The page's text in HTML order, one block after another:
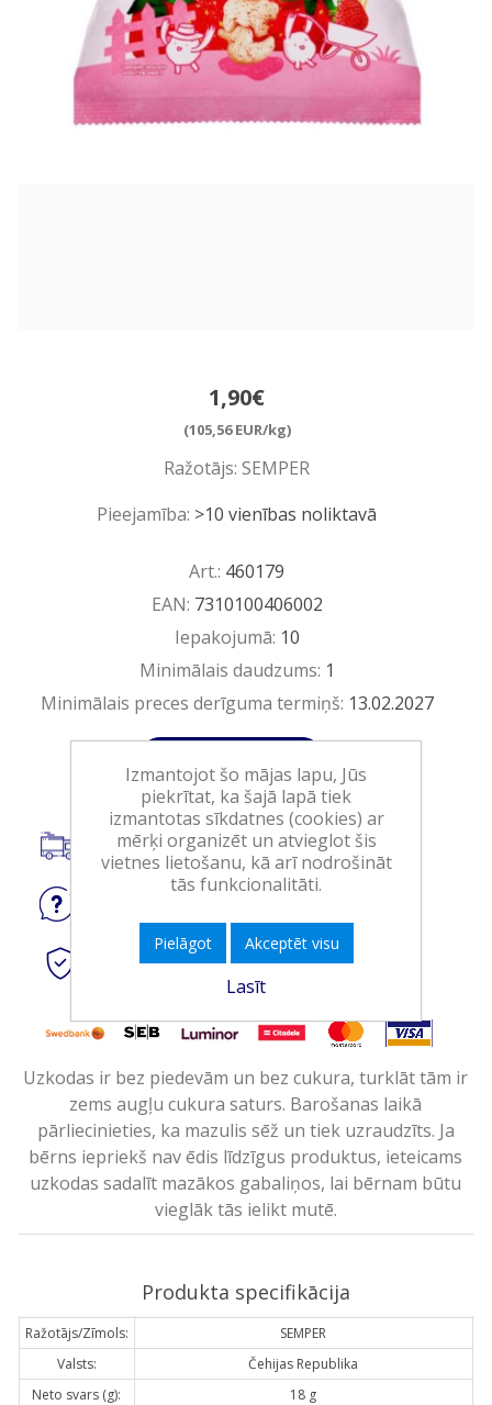
1,90€
(105,56 EUR/kg)
Ražotājs: SEMPER
Pieejamība: >10 vienības noliktavā
Art.: 460179
EAN: 7310100406002
Iepakojumā: 10
Minimālais daudzums: 1
Minimālais preces derīguma termiņš: 13.02.2027
Piegāde visā Latvijā.
Drošitiešsaistes maksājumi
Uzkodas ir bez piedevām un bez cukura, turklāt tām ir
zems augļu cukura saturs. Barošanas laikā
pārliecinieties, ka mazulis sēž un tiek uzraudzīts. Ja
bērns iepriekš nav ēdis līdzīgus produktus, ieteicams
uzkodas sadalīt mazākos gabaliņos, lai bērnam būtu
vieglāk tās ielikt mutē.
Produkta specifikācija
Ražotājs/Zīmols:
SEMPER
Valsts:
Čehijas Republika
Neto svars (g):
18 g
Izmantojot šo mājas lapu, Jūs
piekrītat, ka šajā lapā tiek
izmantotas sīkdatnes (cookies) ar
mērķi organizēt un atvieglot šis
vietnes lietošanu, kā arī nodrošināt
tās funkcionalitāti.
Pielāgot Akceptēt visu
Lasīt